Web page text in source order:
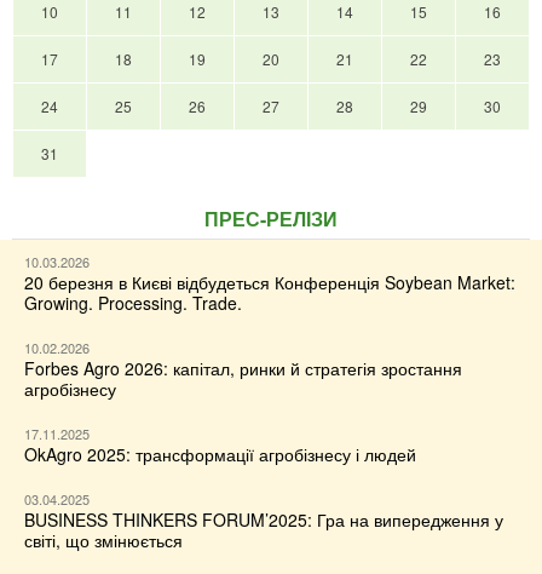
the
Union
-
amendment
76
give
money
to
EU
budget
10 11 12 13 14 15 16
17 18 19 20 21 22 23
24 25 26 27 28 29 30
31
ПРЕС-РЕЛІЗИ
10.03.2026
20 березня в Києві відбудеться Конференція Soybean Market:
Growing. Processing. Trade.
10.02.2026
Forbes Agro 2026: капітал, ринки й стратегія зростання
агробізнесу
17.11.2025
OkAgro 2025: трансформації агробізнесу і людей
03.04.2025
BUSINESS THINKERS FORUM’2025: Гра на випередження у
світі, що змінюється